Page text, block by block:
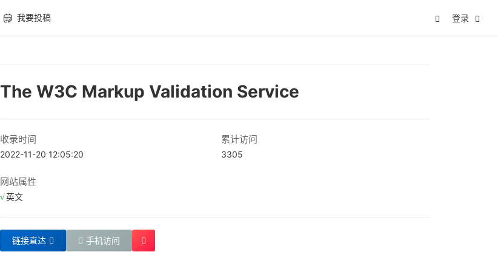
我要投稿 登录
The W3C Markup Validation Service
收录时间
2022-11-20 12:05:20
累计访问
3305
网站属性
英文
链接直达 手机访问